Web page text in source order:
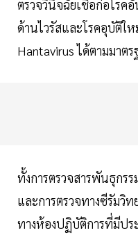
ตรวจวินิจฉัยเชื้อก่อโรค
ด้านไวรัสและโรคอุบัติใ
Hantavirus ได้ตามมาต
ทั้งการตรวจสารพันธุกรร
และการตรวจทางซีรัมวิ
ทางห้องปฏิบัติการที่มีป